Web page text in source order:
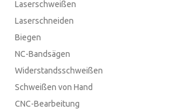
Laserschweißen
Laserschneiden
Biegen
NC-Bandsägen
Widerstandsschweißen
Schweißen von Hand
CNC-Bearbeitung